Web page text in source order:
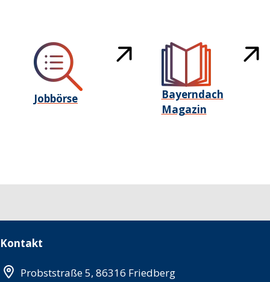
Jobbörse
Bayerndach
Magazin
Kontakt
Probststraße 5, 86316 Friedberg